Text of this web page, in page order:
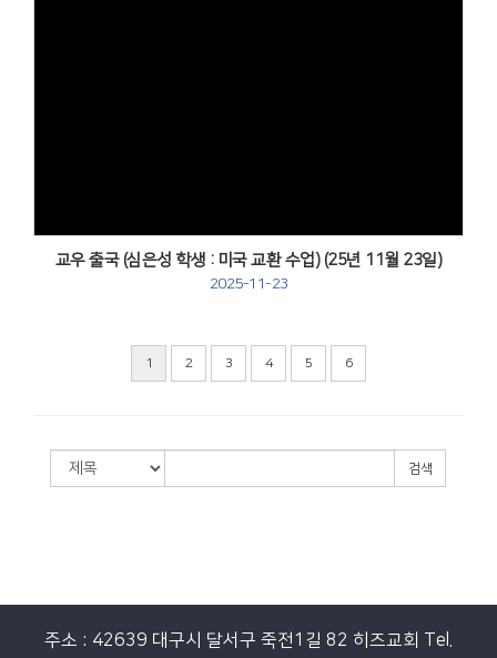
교우 출국 (심은성 학생 : 미국 교환 수업) (25년 11월 23일)
2025-11-23
1 2 3 4 5 6
검색
주소 : 42639 대구시 달서구 죽전1길 82 히즈교회 Tel.